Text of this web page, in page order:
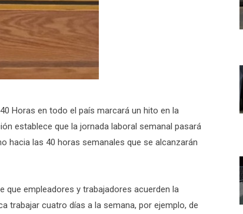
Horas en todo el país marcará un hito en la
establece que la jornada laboral semanal pasará
hacia las 40 horas semanales que se alcanzarán
que empleadores y trabajadores acuerden la
trabajar cuatro días a la semana, por ejemplo, de